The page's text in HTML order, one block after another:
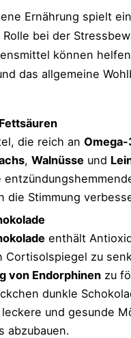
Ernährung spielt
bei der
können
das allgemeine
die reich an
, Walnüsse und
die Stimmung
enthält
Cortisolspiegel zu
von Endorphinen zu
dunkle
und gesunde
abzubauen.